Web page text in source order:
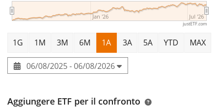
Jan '26 Jul '26
justETF.com
1G 1M 3M 6M 1A 3A 5A YTD MAX
06/08/2025 - 06/08/2026
Aggiungere ETF per il confronto